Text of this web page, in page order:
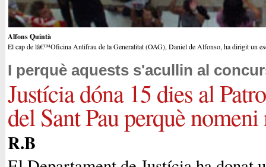
Alfons Quintà
El cap de lâ€™Oficina Antifrau de la Generalitat (OAG), Daniel de Alfonso, ha dirigit un
I perquè aquests s'acullin al
Justícia dóna 15 dies al
del Sant Pau perquè
R.B